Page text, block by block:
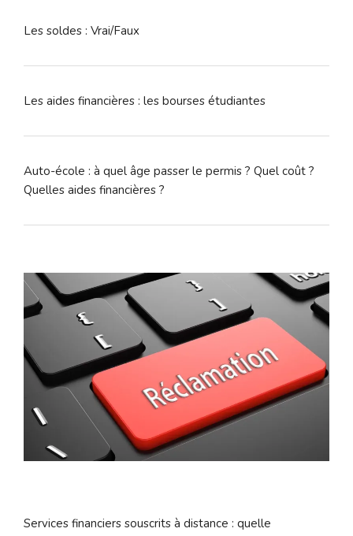
Les soldes : Vrai/Faux
Les aides financières : les bourses étudiantes
Auto-école : à quel âge passer le permis ? Quel coût ?
Quelles aides financières ?
Services financiers souscrits à distance : quelle